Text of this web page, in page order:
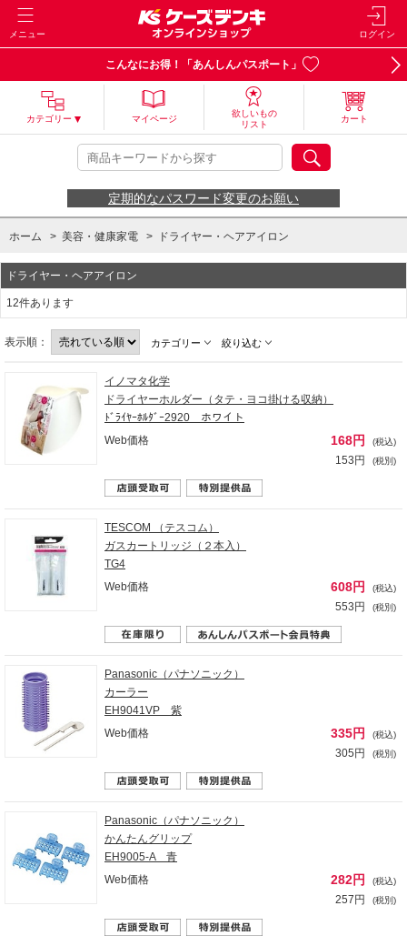
メニュー ログイン
こんなにお得！「あんしんパスポート」
カテゴリー マイページ
欲しいもの
リスト
カート
定期的なパスワード変更のお願い
ホーム > 美容・健康家電 > ドライヤー・ヘアアイロン
ドライヤー・ヘアアイロン
12件あります
表示順： カテゴリー 絞り込む
イノマタ化学
ドライヤーホルダー（タテ・ヨコ掛ける収納）
ﾄﾞﾗｲﾔｰﾎﾙﾀﾞｰ2920 ホワイト
Web価格
168円 (税込)
153円 (税別)
TESCOM （テスコム）
ガスカートリッジ（２本入）
TG4
Web価格
608円 (税込)
553円 (税別)
Panasonic（パナソニック）
カーラー
EH9041VP 紫
Web価格
335円 (税込)
305円 (税別)
Panasonic（パナソニック）
かんたんグリップ
EH9005-A 青
Web価格
282円 (税込)
257円 (税別)